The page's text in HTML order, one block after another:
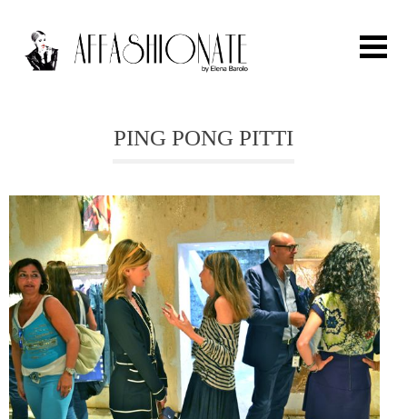
FASHION
OUTFIT
BEAUTY
TRAVEL
PARTIES
PING PONG PITTI